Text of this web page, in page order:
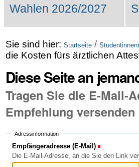
Wahlen 2026/2027
Sie sind hier: Startseite /
die Kosten fürs ärztlichen
Diese Seite an
Tragen Sie die E-Mail-
Empfehlung versenden
Adressinformation
Empfängeradresse (E-Mail)
Die E-Mail-Adresse, an die Sie den Link